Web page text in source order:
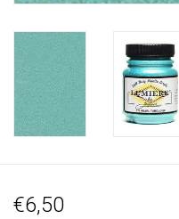
€6,50